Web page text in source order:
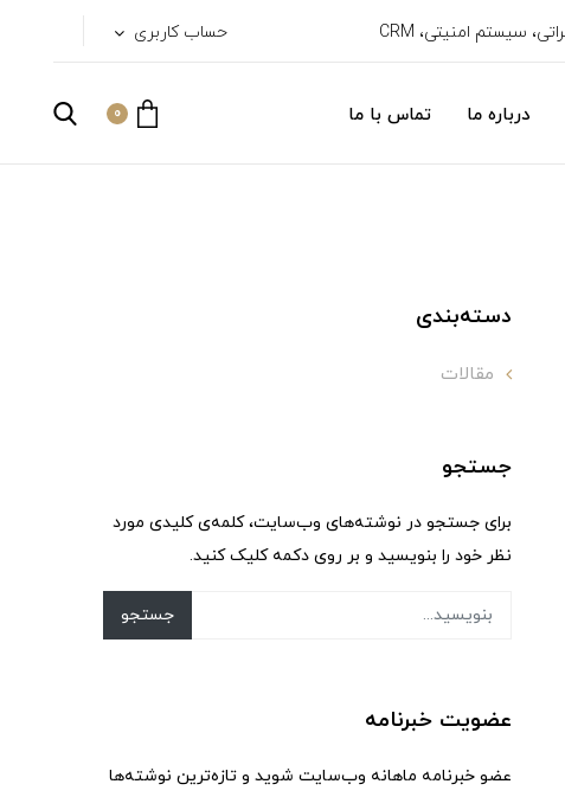
حساب کاربری
درباره ما تماس با ما 0
دسته‌بندی
مقالات
جستجو
برای جستجو در نوشته‌های وب‌سایت، کلمه‌ی کلیدی مورد
نظر خود را بنویسید و بر روی دکمه کلیک کنید.
جستجو
عضویت خبرنامه
عضو خبرنامه ماهانه وب‌سایت شوید و تازه‌ترین نوشته‌ها